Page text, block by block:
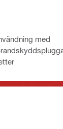
med